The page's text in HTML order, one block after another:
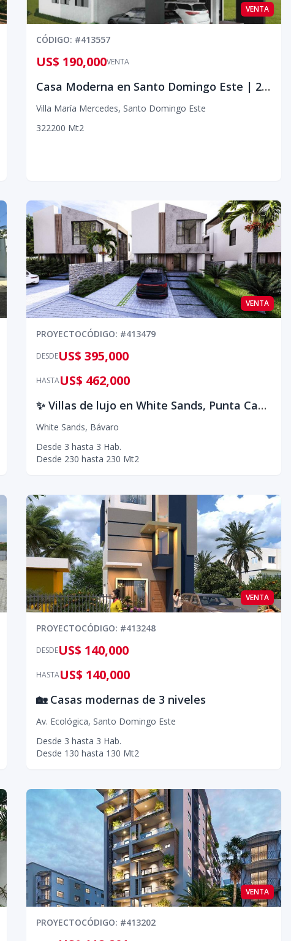
VENTA
CÓDIGO: #413557
VENTA
US$ 190,000
Casa Moderna en Santo Domingo Este | 200 m² | US$190K – Espacios que Sí Valen la Pena
Villa María Mercedes, Santo Domingo Este
322200 Mt2
VENTA
PROYECTOCÓDIGO: #413479
DESDEUS$ 395,000
HASTAUS$ 462,000
✨ Villas de lujo en White Sands, Punta Cana frente al paraíso
White Sands, Bávaro
Desde 3 hasta 3 Hab.
Desde 230 hasta 230 Mt2
VENTA
PROYECTOCÓDIGO: #413248
DESDEUS$ 140,000
HASTAUS$ 140,000
🏡 Casas modernas de 3 niveles
Av. Ecológica, Santo Domingo Este
Desde 3 hasta 3 Hab.
Desde 130 hasta 130 Mt2
VENTA
PROYECTOCÓDIGO: #413202